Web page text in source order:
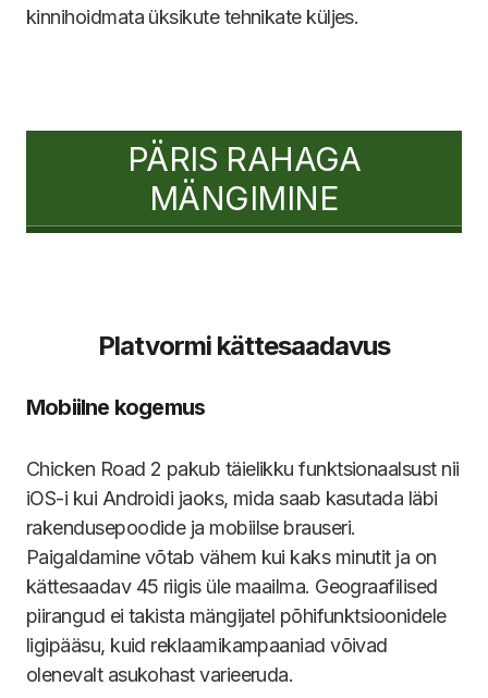
kinnihoidmata üksikute tehnikate küljes.
PÄRIS RAHAGA
MÄNGIMINE
Platvormi kättesaadavus
Mobiilne kogemus
Chicken Road 2 pakub täielikku funktsionaalsust nii
iOS-i kui Androidi jaoks, mida saab kasutada läbi
rakendusepoodide ja mobiilse brauseri.
Paigaldamine võtab vähem kui kaks minutit ja on
kättesaadav 45 riigis üle maailma. Geograafilised
piirangud ei takista mängijatel põhifunktsioonidele
ligipääsu, kuid reklaamikampaaniad võivad
olenevalt asukohast varieeruda.